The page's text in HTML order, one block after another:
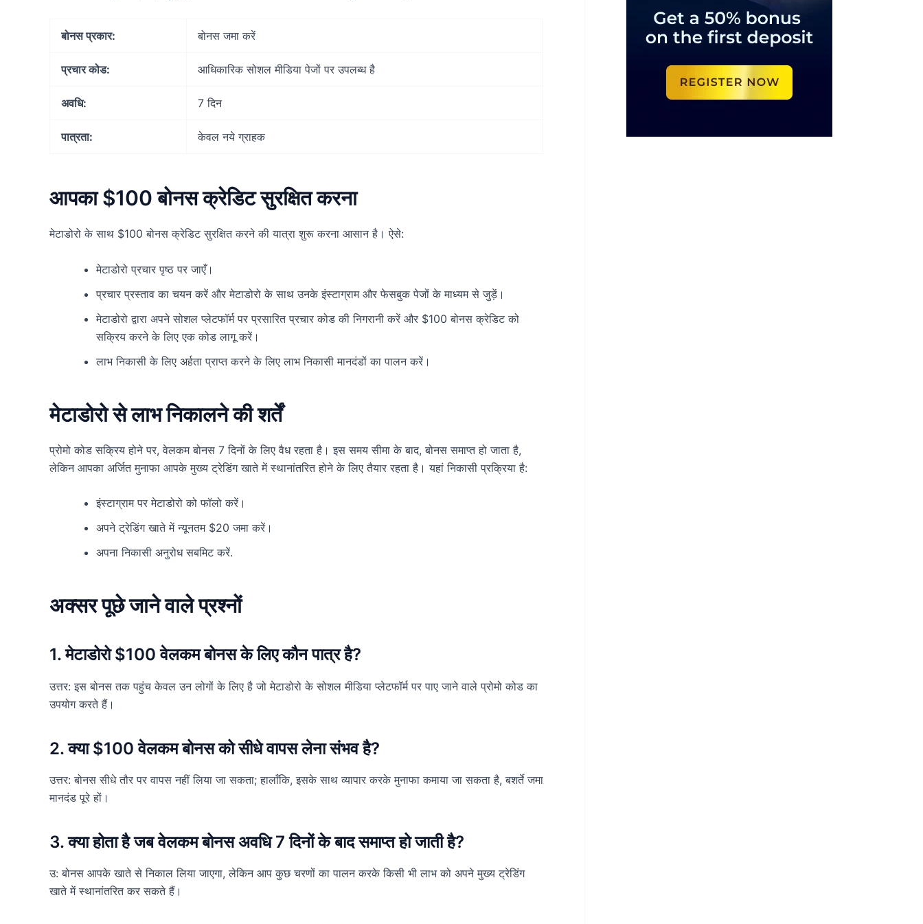
बोनस प्रकार: बोनस जमा करें
प्रचार कोड: आधिकारिक सोशल मीडिया पेजों पर उपलब्ध है
अवधि: 7 दिन
पात्रता: केवल नये ग्राहक
आपका $100 बोनस क्रेडिट सुरक्षित करना
मेटाडोरो के साथ $100 बोनस क्रेडिट सुरक्षित करने की यात्रा शुरू करना आसान है। ऐसे:
मेटाडोरो प्रचार पृष्ठ पर जाएँ।
प्रचार प्रस्ताव का चयन करें और मेटाडोरो के साथ उनके इंस्टाग्राम और फेसबुक पेजों के माध्यम से जुड़ें।
मेटाडोरो द्वारा अपने सोशल प्लेटफॉर्म पर प्रसारित प्रचार कोड की निगरानी करें और $100 बोनस क्रेडिट को
सक्रिय करने के लिए एक कोड लागू करें।
लाभ निकासी के लिए अर्हता प्राप्त करने के लिए लाभ निकासी मानदंडों का पालन करें।
मेटाडोरो से लाभ निकालने की शर्तें
प्रोमो कोड सक्रिय होने पर, वेलकम बोनस 7 दिनों के लिए वैध रहता है। इस समय सीमा के बाद, बोनस समाप्त हो जाता है,
लेकिन आपका अर्जित मुनाफा आपके मुख्य ट्रेडिंग खाते में स्थानांतरित होने के लिए तैयार रहता है। यहां निकासी प्रक्रिया है:
इंस्टाग्राम पर मेटाडोरो को फॉलो करें।
अपने ट्रेडिंग खाते में न्यूनतम $20 जमा करें।
अपना निकासी अनुरोध सबमिट करें.
अक्सर पूछे जाने वाले प्रश्नों
1. मेटाडोरो $100 वेलकम बोनस के लिए कौन पात्र है?
उत्तर: इस बोनस तक पहुंच केवल उन लोगों के लिए है जो मेटाडोरो के सोशल मीडिया प्लेटफॉर्म पर पाए जाने वाले प्रोमो कोड का
उपयोग करते हैं।
2. क्या $100 वेलकम बोनस को सीधे वापस लेना संभव है?
उत्तर: बोनस सीधे तौर पर वापस नहीं लिया जा सकता; हालाँकि, इसके साथ व्यापार करके मुनाफा कमाया जा सकता है, बशर्ते जमा
मानदंड पूरे हों।
3. क्या होता है जब वेलकम बोनस अवधि 7 दिनों के बाद समाप्त हो जाती है?
उ: बोनस आपके खाते से निकाल लिया जाएगा, लेकिन आप कुछ चरणों का पालन करके किसी भी लाभ को अपने मुख्य ट्रेडिंग
खाते में स्थानांतरित कर सकते हैं।